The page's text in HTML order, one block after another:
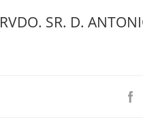
RVDO. SR. D.